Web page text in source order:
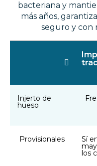
bacteriana y
más años,
seguro y con
Injerto de
hueso
Provisionales Sí
los